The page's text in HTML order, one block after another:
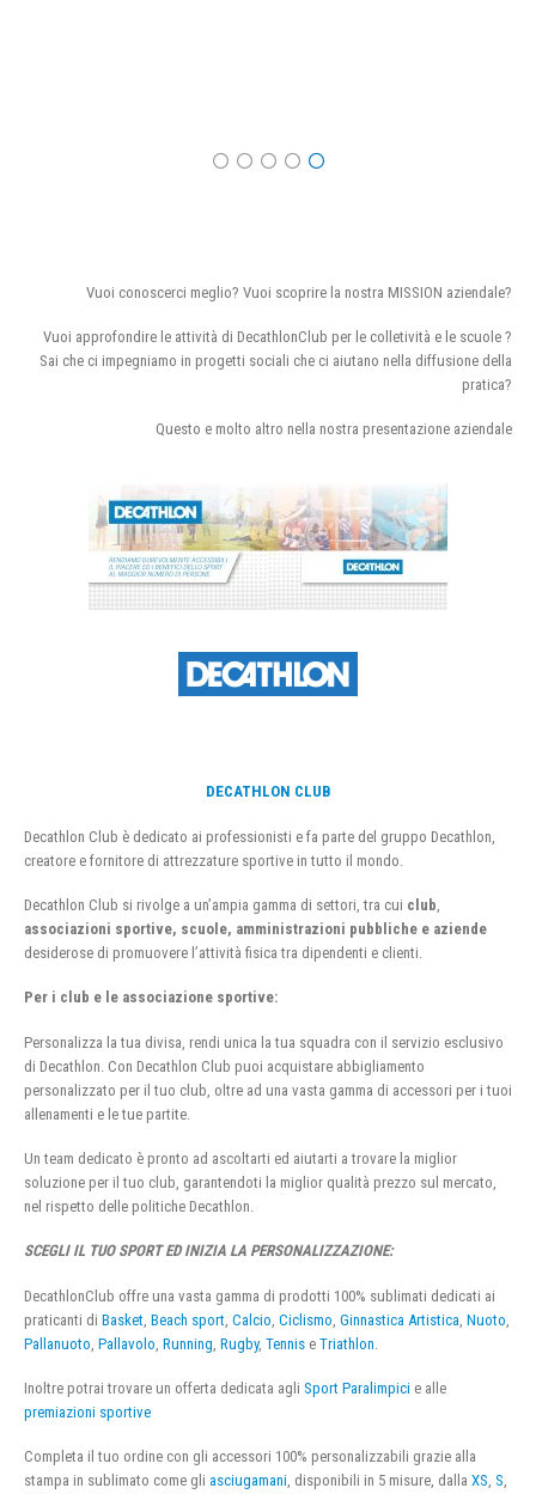
Vuoi conoscerci meglio? Vuoi scoprire la nostra MISSION aziendale?
Vuoi approfondire le attività di DecathlonClub per le colletività e le scuole ?
Sai che ci impegniamo in progetti sociali che ci aiutano nella diffusione della
pratica?
Questo e molto altro nella nostra presentazione aziendale
DECATHLON CLUB
Decathlon Club è dedicato ai professionisti e fa parte del gruppo Decathlon,
creatore e fornitore di attrezzature sportive in tutto il mondo.
Decathlon Club si rivolge a un’ampia gamma di settori, tra cui club
associazioni sportive, scuole, amministrazioni pubbliche e aziende
desiderose di promuovere l’attività fisica tra dipendenti e clienti.
Per i club e le associazione sportive:
Personalizza la tua divisa, rendi unica la tua squadra con il servizio esclusivo
di Decathlon. Con Decathlon Club puoi acquistare abbigliamento
personalizzato per il tuo club, oltre ad una vasta gamma di accessori per i tuoi
allenamenti e le tue partite.
Un team dedicato è pronto ad ascoltarti ed aiutarti a trovare la miglior
soluzione per il tuo club, garantendoti la miglior qualità prezzo sul mercato,
nel rispetto delle politiche Decathlon.
SCEGLI IL TUO SPORT ED INIZIA LA PERSONALIZZAZIONE:
DecathlonClub offre una vasta gamma di prodotti 100% sublimati dedicati ai
praticanti di Basket Beach sport Calcio Ciclismo Ginnastica Artistica Nuoto
Pallanuoto Pallavolo Running Rugby, Tennis e Triathlon
Inoltre potrai trovare un offerta dedicata agli Sport Paralimpici e alle
premiazioni sportive
Completa il tuo ordine con gli accessori 100% personalizzabili grazie alla
stampa in sublimato come gli asciugamani, disponibili in 5 misure, dalla XS, S,